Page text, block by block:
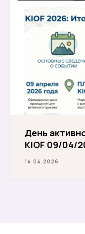
День
KIOF 09/04/
14.04.2026